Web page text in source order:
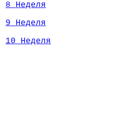
8 Неделя
9 Неделя
10 Неделя